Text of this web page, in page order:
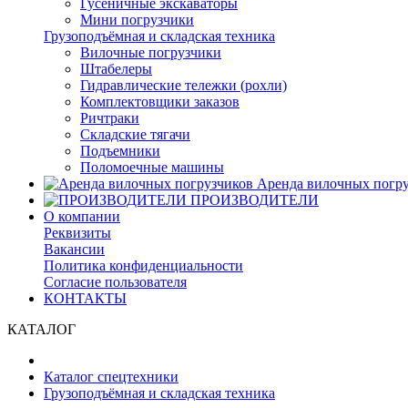
Гусеничные экскаваторы
Мини погрузчики
Грузоподъёмная и складская техника
Вилочные погрузчики
Штабелеры
Гидравлические тележки (рохли)
Комплектовщики заказов
Ричтраки
Складские тягачи
Подъемники
Поломоечные машины
Аренда вилочных
ПРОИЗВОДИТЕЛИ
О компании
Реквизиты
Вакансии
Политика конфиденциальности
Согласие пользователя
КОНТАКТЫ
КАТАЛОГ
Каталог спецтехники
Грузоподъёмная и складская техника